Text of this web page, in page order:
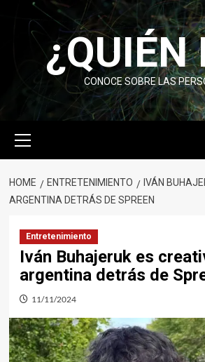
¿QUIÉN
CONOCE SOBRE LAS
Menu
HOME ENTRETENIMIENTO
IVÁN
ARGENTINA DETRÁS DE SPREEN
Entretenimiento
Iván Buhajeruk es
argentina detrás de
11/11/2024